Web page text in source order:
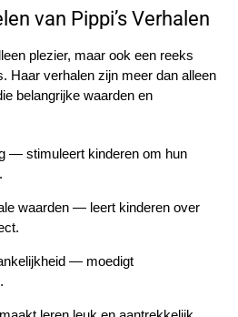
van Pippi’s Verhalen
plezier, maar ook een reeks
Haar verhalen zijn meer dan alleen
belangrijke waarden en
— stimuleert kinderen om hun
waarden — leert kinderen over
— moedigt